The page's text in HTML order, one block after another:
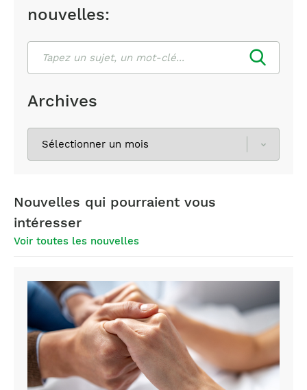
nouvelles:
Archives
Nouvelles qui pourraient vous
intéresser
Voir toutes les nouvelles